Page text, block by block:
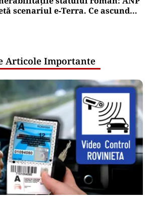
scenariul e‑Terra. Ce ascund
Articole Importante